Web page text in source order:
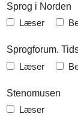
Sprog i Norden
Læser
Sprogforum.
Læser
Stenomusen
Læser